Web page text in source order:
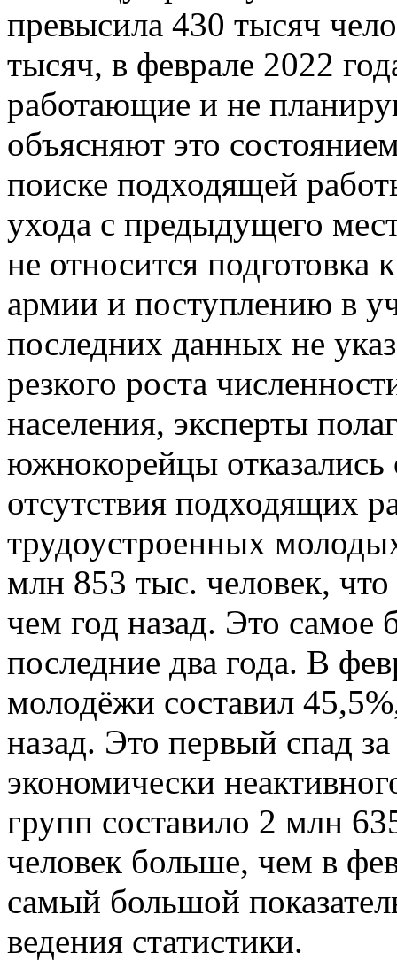
превысила 430 тысяч
тысяч, в феврале 2022
работающие и не
объясняют это
поиске подходящей
ухода с предыдущего
не относится подготовка
армии и поступлению в
последних данных не
резкого роста
населения, эксперты
южнокорейцы отказались
отсутствия подходящих
трудоустроенных
млн 853 тыс. человек,
чем год назад. Это самое
последние два года. В
молодёжи составил
назад. Это первый спад
экономически
групп составило 2 млн
человек больше, чем в
самый большой
ведения статистики.